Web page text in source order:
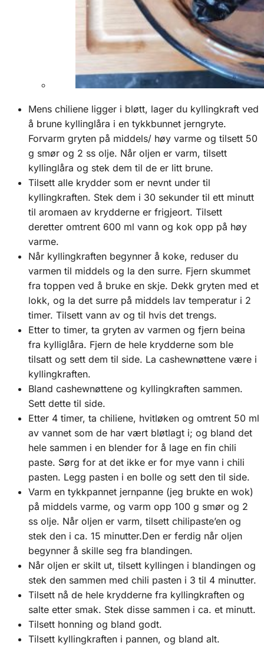
Mens chiliene ligger i bløtt, lager du kyllingkraft ved
å brune kyllinglåra i en tykkbunnet jerngryte.
Forvarm gryten på middels/ høy varme og tilsett 50
g smør og 2 ss olje. Når oljen er varm, tilsett
kyllinglåra og stek dem til de er litt brune.
Tilsett alle krydder som er nevnt under til
kyllingkraften. Stek dem i 30 sekunder til ett minutt
til aromaen av krydderne er frigjeort. Tilsett
deretter omtrent 600 ml vann og kok opp på høy
varme.
Når kyllingkraften begynner å koke, reduser du
varmen til middels og la den surre. Fjern skummet
fra toppen ved å bruke en skje. Dekk gryten med et
lokk, og la det surre på middels lav temperatur i 2
timer. Tilsett vann av og til hvis det trengs.
Etter to timer, ta gryten av varmen og fjern beina
fra kylliglåra. Fjern de hele krydderne som ble
tilsatt og sett dem til side. La cashewnøttene være i
kyllingkraften.
Bland cashewnøttene og kyllingkraften sammen.
Sett dette til side.
Etter 4 timer, ta chiliene, hvitløken og omtrent 50 ml
av vannet som de har vært bløtlagt i; og bland det
hele sammen i en blender for å lage en fin chili
paste. Sørg for at det ikke er for mye vann i chili
pasten. Legg pasten i en bolle og sett den til side.
Varm en tykkpannet jernpanne (jeg brukte en wok)
på middels varme, og varm opp 100 g smør og 2
ss olje. Når oljen er varm, tilsett chilipaste’en og
stek den i ca. 15 minutter.Den er ferdig når oljen
begynner å skille seg fra blandingen.
Når oljen er skilt ut, tilsett kyllingen i blandingen og
stek den sammen med chili pasten i 3 til 4 minutter.
Tilsett nå de hele krydderne fra kyllingkraften og
salte etter smak. Stek disse sammen i ca. et minutt.
Tilsett honning og bland godt.
Tilsett kyllingkraften i pannen, og bland alt.